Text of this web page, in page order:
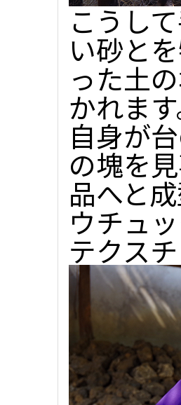
こうし
い砂と
った土
かれま
自身が
の塊を
品へと
ウチュ
テクス